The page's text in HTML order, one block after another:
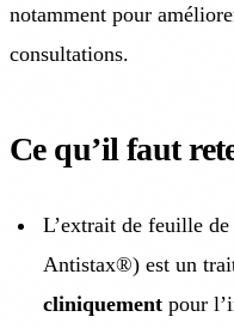
notamment pour
consultations.
Ce qu’il faut
L’extrait de feuille
Antistax®) est un
cliniquement pour